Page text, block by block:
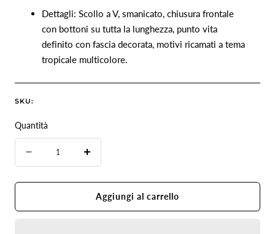
Dettagli: Scollo a V, smanicato, chiusura frontale
con bottoni su tutta la lunghezza, punto vita
definito con fascia decorata, motivi ricamati a tema
tropicale multicolore.
SKU:
Quantità
la
per
la
quantità
per
Aggiungi al carrello